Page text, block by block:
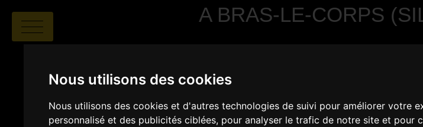
Nous utilisons des cookies
Nous utilisons des cookies et d'autres technologies de suivi pour améliorer votre
personnalisé et des publicités ciblées, pour analyser le trafic de notre site et pour
A BRAS-LE-CORPS